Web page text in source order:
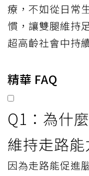
療，不如從日常
慣，讓雙腿維持
超高齡社會中持
精華 FAQ
Q1：為什
維持走路能
因為走路能促進